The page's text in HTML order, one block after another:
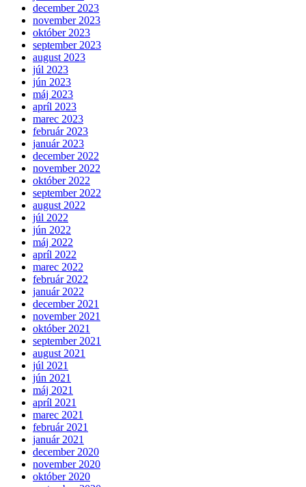
december 2023
november 2023
október 2023
september 2023
august 2023
júl 2023
jún 2023
máj 2023
apríl 2023
marec 2023
február 2023
január 2023
december 2022
november 2022
október 2022
september 2022
august 2022
júl 2022
jún 2022
máj 2022
apríl 2022
marec 2022
február 2022
január 2022
december 2021
november 2021
október 2021
september 2021
august 2021
júl 2021
jún 2021
máj 2021
apríl 2021
marec 2021
február 2021
január 2021
december 2020
november 2020
október 2020